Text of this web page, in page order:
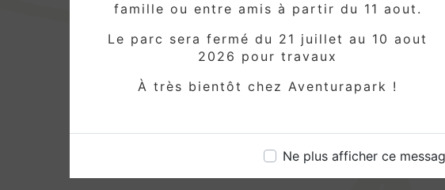
famille ou entre amis à partir du 11 aout.
Le parc sera fermé du 21 juillet au 10 aout
2026 pour travaux
À très bientôt chez Aventurapark !
Ne plus afficher ce